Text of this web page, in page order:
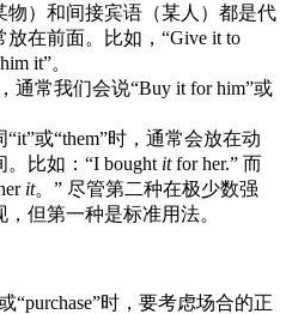
物）和间接宾语（某人）都是代
在前面。比如，“Give it to
it”。
通常我们会说“Buy it for him”或
或“them”时，通常会放在动
。比如：“I bought itfor her.” 而
it。” 尽管第二种在极少数强
但第一种是标准用法。
“purchase”时，要考虑场合的正